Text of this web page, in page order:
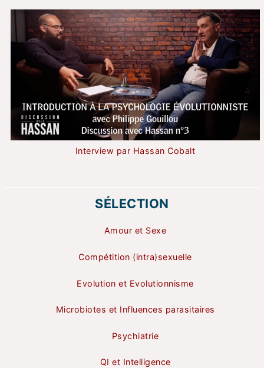
Interview par Hassan Cobalt
SÉLECTION
Amour et Sexe
Compétition (intra)sexuelle
Evolution et Evolutionnisme
Microbiotes et Influences parasitaires
Psychiatrie
QI et Intelligence